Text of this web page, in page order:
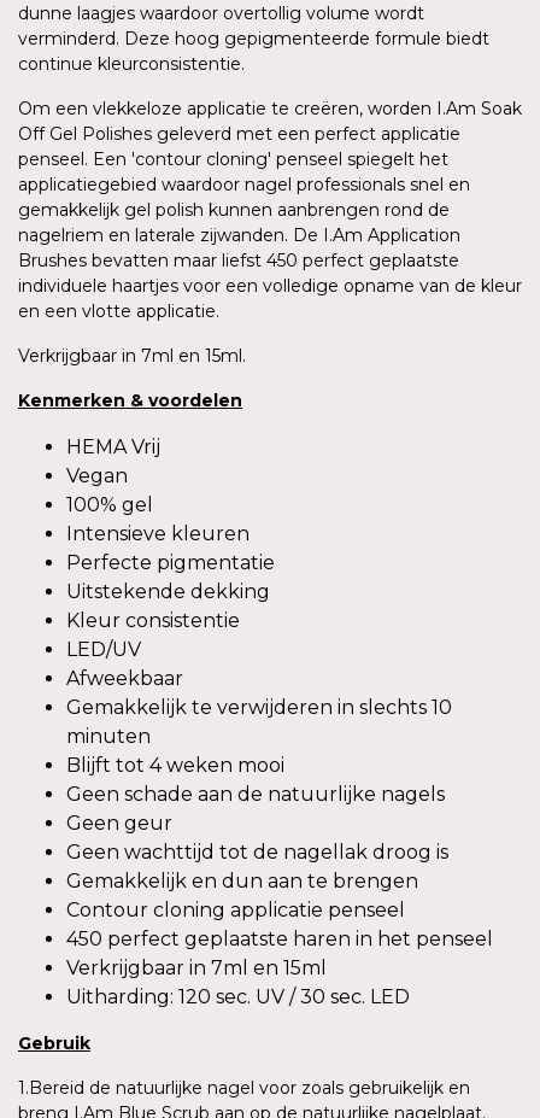
dunne laagjes waardoor overtollig volume wordt
verminderd. Deze hoog gepigmenteerde formule biedt
continue kleurconsistentie.
Om een vlekkeloze applicatie te creëren, worden I.Am Soak
Off Gel Polishes geleverd met een perfect applicatie
penseel. Een 'contour cloning' penseel spiegelt het
applicatiegebied waardoor nagel professionals snel en
gemakkelijk gel polish kunnen aanbrengen rond de
nagelriem en laterale zijwanden. De I.Am Application
Brushes bevatten maar liefst 450 perfect geplaatste
individuele haartjes voor een volledige opname van de kleur
en een vlotte applicatie.
Verkrijgbaar in 7ml en 15ml.
Kenmerken & voordelen
HEMA Vrij
Vegan
100% gel
Intensieve kleuren
Perfecte pigmentatie
Uitstekende dekking
Kleur consistentie
LED/UV
Afweekbaar
Gemakkelijk te verwijderen in slechts 10
minuten
Blijft tot 4 weken mooi
Geen schade aan de natuurlijke nagels
Geen geur
Geen wachttijd tot de nagellak droog is
Gemakkelijk en dun aan te brengen
Contour cloning applicatie penseel
450 perfect geplaatste haren in het penseel
Verkrijgbaar in 7ml en 15ml
Uitharding: 120 sec. UV / 30 sec. LED
Gebruik
1.Bereid de natuurlijke nagel voor zoals gebruikelijk en
breng I.Am Blue Scrub aan op de natuurlijke nagelplaat.